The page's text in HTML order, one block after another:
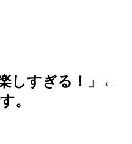
しすぎる！」←
。